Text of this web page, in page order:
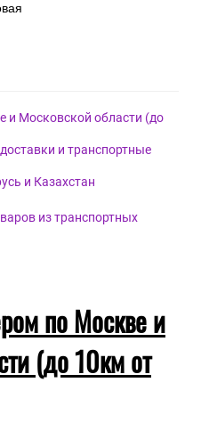
и Московской области (до
и транспортные
и Казахстан
из транспортных
по Москве и
(до 10км от